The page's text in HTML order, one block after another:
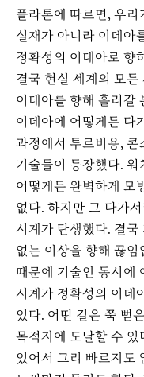
플라톤에 따르면, 우
실재가 아니라 이데아
정확성의 이데아로 향
결국 현실 세계의 모
이데아를 향해 흘러갈
이데아에 어떻게든 다
과정에서 투르비용,
기술들이 등장했다.
어떻게든 완벽하게 모
없다. 하지만 그 다가
시계가 탄생했다. 결
없는 이상을 향해 끊
때문에 기술인 동시에
시계가 정확성의 이데
있다. 어떤 길은 쭉 뻗
목적지에 도달할 수 있
있어서 그리 빠르지도